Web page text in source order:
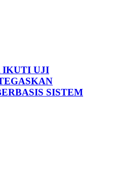
IKUTI UJI
SISTEM